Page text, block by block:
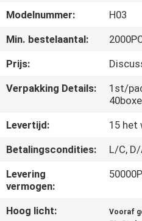
OM
EEN
CITAAT
SITEMAP
Modelnummer:
H03
Min. bestelaantal:
Prijs:
Verpakking Details:
1st/
Levertijd:
15 het
Betalingscondities:
L/C,
Levering
vermogen:
Hoog licht: Vooraf